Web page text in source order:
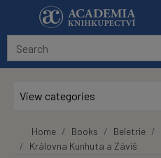
Skip to main content
View categories
Home Books Beletrie
Královna Kunhuta a Záviš